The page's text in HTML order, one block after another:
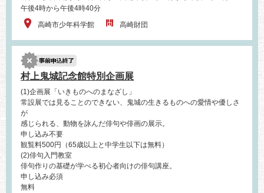
午後4時から午後4時40分
高崎市少年科学館
高崎財団
村上鬼城記念館特別企画展
(1)企画展「いきものへのまなざし」
常設展では見ることのできない、鬼城の生きるものへの愛情や優しさ
が
感じられる、動物を詠んだ俳句や俳画の展示。
申し込み不要
観覧料500円（65歳以上と中学生以下は無料）
(2)俳句入門教室
俳句作りの基礎が学べる初心者向けの俳句講座。
申し込み必須
無料